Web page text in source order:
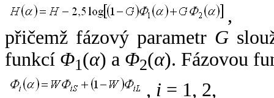
,
přičemž fázový parametr G
funkcí Φ1(α) a Φ2(α). Fázovou
, i = 1, 2,